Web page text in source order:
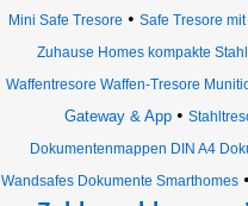
Mini Safe Tresore • Safe Tresore
Zuhause Homes kompakte
Waffentresore Waffen-Tresore
Gateway & App•
Dokumentenmappen DIN A4
Wandsafes Dokumente Smarthomes